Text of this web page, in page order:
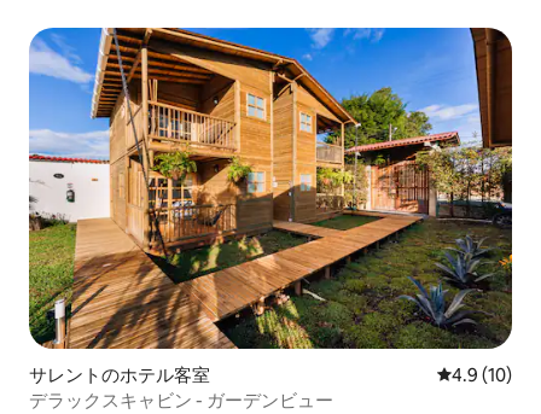
サレントのホテル客室 レビュー10
4.9 (10)
デラックスキャビン - ガーデンビュー